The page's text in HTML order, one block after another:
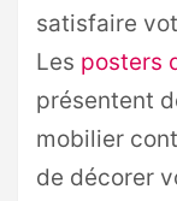
satisfaire
Les posters
présentent
mobilier
de décorer